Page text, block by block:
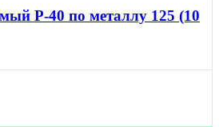
Р-40 по металлу 125 (10